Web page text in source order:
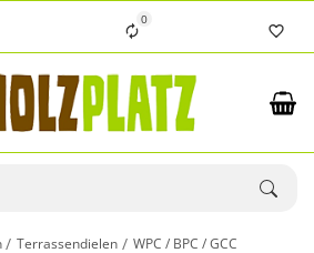
0
Terrassendielen
WPC / BPC / GCC